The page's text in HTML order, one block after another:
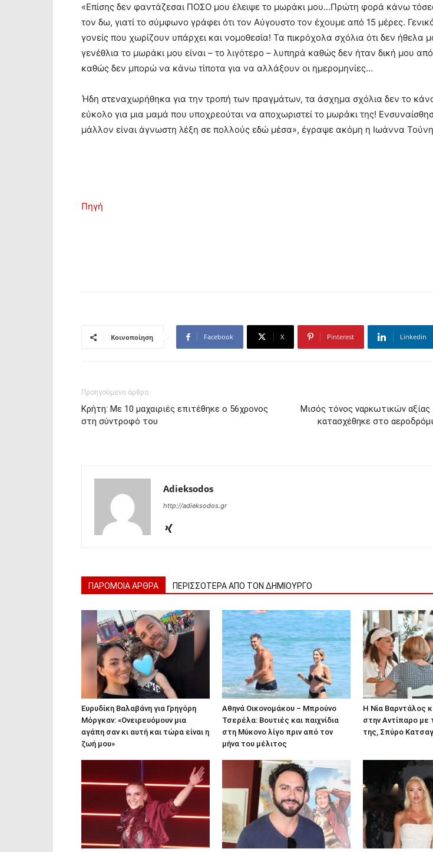
«Επίσης δεν φαντάζεσαι ΠΟΣΟ μου έλειψε το μωράκι μου…Πρώτη φορά κάνω
τον δω, γιατί το σύμφωνο γράφει ότι τον Αύγουστο τον έχουμε από 15 μέρες.
γονείς που χωρίζουν υπάρχει και νομοθεσία! Τα πικρόχολα σχόλια ότι δεν ήθελα
γενέθλια το μωράκι μου είναι – το λιγότερο – λυπηρά καθώς δεν ήταν δική μου
καθώς δεν μπορώ να κάνω τίποτα για να αλλάξουν οι ημερομηνίες…
Ήδη στεναχωρήθηκα για την τροπή των πραγμάτων, τα άσχημα σχόλια δεν το
εύκολο για μια μαμά που υποχρεούται να αποχωριστεί το μωράκι της!
μάλλον είναι άγνωστη λέξη σε πολλούς εδώ μέσα», έγραψε ακόμη η Ιωάννα
Πηγή
Κοινοποίηση Facebook X Pinterest Linkedin
Προηγούμενο άρθρο
Κρήτη: Με 10 μαχαιριές επιτέθηκε ο 56χρονος
στη σύντροφό του
Μισός τόνος ναρκωτικών αξίας
κατασχέθηκε στο
Adieksodos
http://adieksodos.gr
ΠΑΡΟΜΟΙΑ ΑΡΘΡΑ ΠΕΡΙΣΣΟΤΕΡΑ ΑΠΟ ΤΟΝ ΔΗΜΙΟΥΡΓΟ
Ευρυδίκη Βαλαβάνη για Γρηγόρη
Μόργκαν: «Ονειρευόμουν μια
αγάπη σαν κι αυτή και τώρα είναι η
ζωή μου»
Αθηνά Οικονομάκου – Μπρούνο
Τσερέλα: Βουτιές και παιχνίδια
στη Μύκονο λίγο πριν από τον
μήνα του μέλιτος
Η Νία Βαρντάλος
στην Αντίπαρο με
της, Σπύρο